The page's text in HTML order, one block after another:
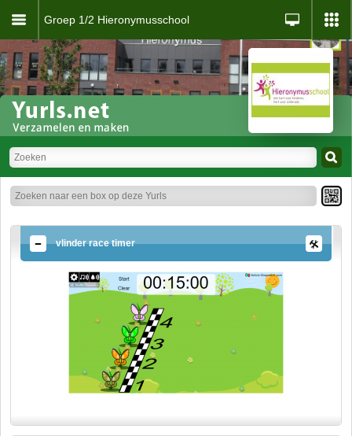
Groep 1/2 Hieronymusschool
vlinder race timer